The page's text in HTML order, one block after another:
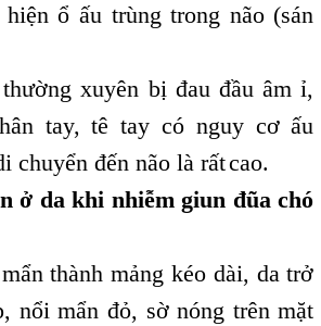
ổ ấu trùng trong não (sán
xuyên bị đau đầu âm ỉ,
tay, tê tay có nguy cơ ấu
chuyển đến não là rất,cao.
ở da khi nhiễm giun đũa chó
thành mảng kéo dài, da trở
nổi mẩn đỏ, sờ nóng trên mặt